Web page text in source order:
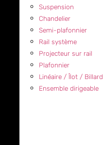
Suspension
Chandelier
Semi-plafonnier
Rail système
Projecteur sur rail
Plafonnier
Linéaire / Îlot / Billard
Ensemble dirigeable